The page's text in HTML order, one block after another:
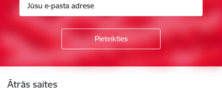
Ātrās saites